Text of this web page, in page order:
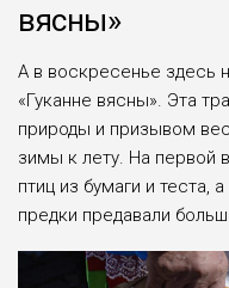
вясны»
А в воскресенье здесь
«Гуканне вясны». Эта
природы и призывом
зимы к лету. На первой
птиц из бумаги и теста,
предки предавали